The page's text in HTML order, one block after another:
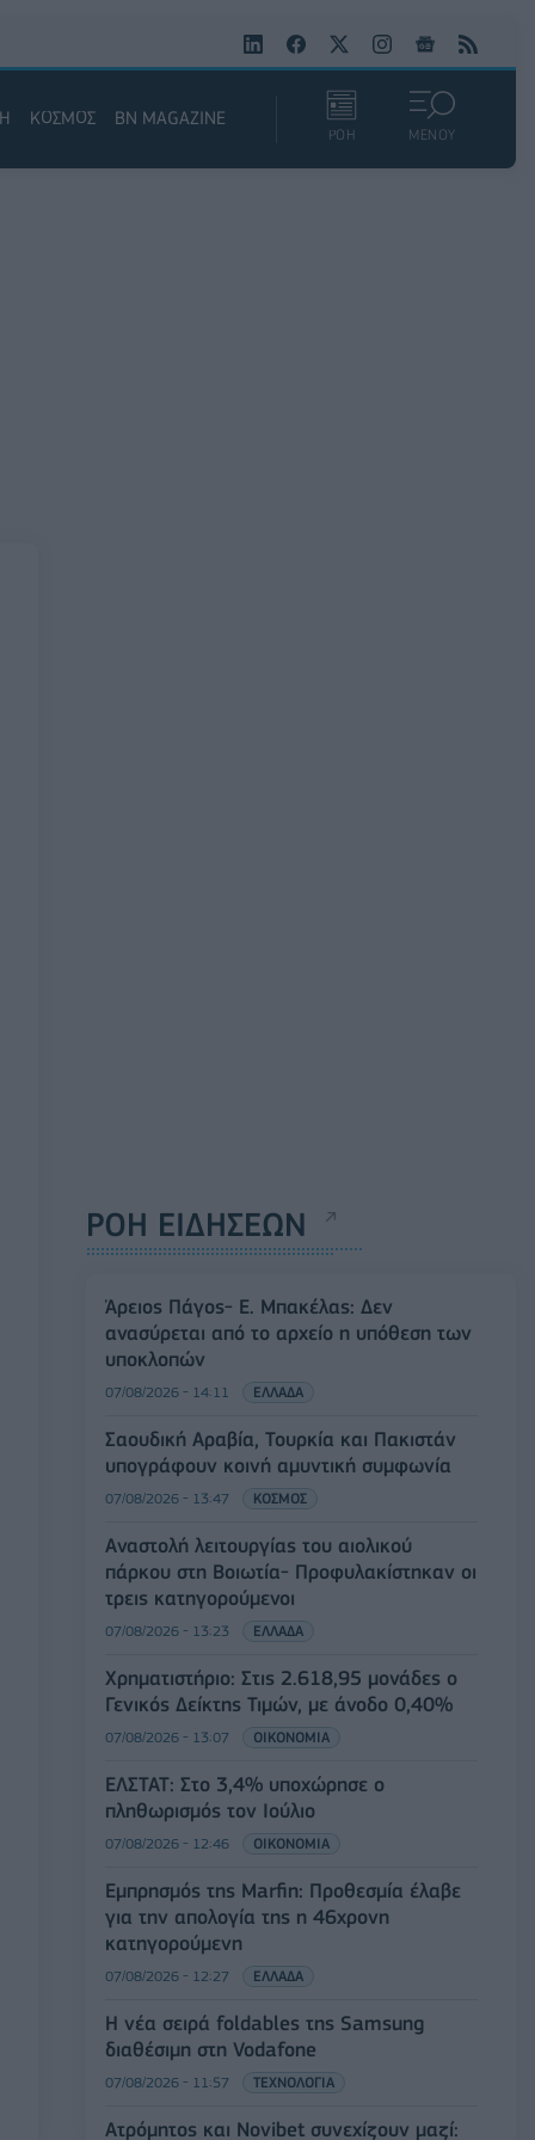
ΚΟΣΜΟΣ BN MAGAZINE
ΡΟΗ ΜΕΝΟΥ
ΡΟΗ ΕΙΔΗΣΕΩΝ
Άρειος Πάγος- Ε. Μπακέλας: Δεν
ανασύρεται από το αρχείο η υπόθεση των
υποκλοπών
07/08/2026 - 14:11 ΕΛΛΑΔΑ
Σαουδική Αραβία, Τουρκία και Πακιστάν
υπογράφουν κοινή αμυντική συμφωνία
07/08/2026 - 13:47 ΚΟΣΜΟΣ
Αναστολή λειτουργίας του αιολικού
πάρκου στη Βοιωτία- Προφυλακίστηκαν οι
τρεις κατηγορούμενοι
07/08/2026 - 13:23 ΕΛΛΑΔΑ
Χρηματιστήριο: Στις 2.618,95 μονάδες ο
Γενικός Δείκτης Τιμών, με άνοδο 0,40%
07/08/2026 - 13:07 ΟΙΚΟΝΟΜΙΑ
ΕΛΣΤΑΤ: Στο 3,4% υποχώρησε ο
πληθωρισμός τον Ιούλιο
07/08/2026 - 12:46 ΟΙΚΟΝΟΜΙΑ
Εμπρησμός της Marfin: Προθεσμία έλαβε
για την απολογία της η 46χρονη
κατηγορούμενη
07/08/2026 - 12:27 ΕΛΛΑΔΑ
Η νέα σειρά foldables της Samsung
διαθέσιμη στη Vodafone
07/08/2026 - 11:57 ΤΕΧΝΟΛΟΓΙΑ
Ατρόμητος και Novibet συνεχίζουν μαζί: